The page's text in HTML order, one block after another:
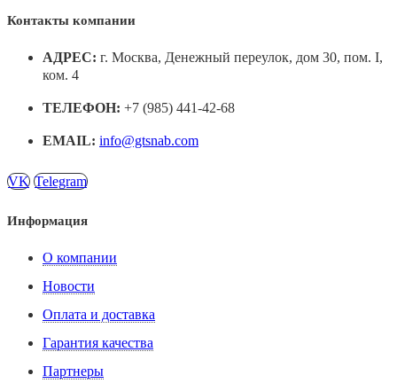
Контакты компании
АДРЕС: г. Москва, Денежный переулок, дом 30, пом. I,
ком. 4
ТЕЛЕФОН: +7 (985) 441-42-68
EMAIL: info@gtsnab.com
VK Telegram
Информация
О компании
Новости
Оплата и доставка
Гарантия качества
Партнеры